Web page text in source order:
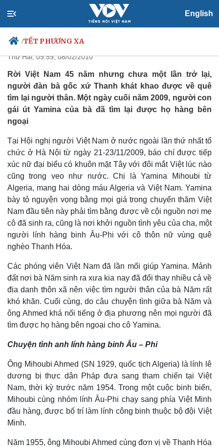
English
/TẾT PHƯƠNG XA
Chính trị
Đảng
Tổ chức nhân sự
Quốc hội
Nhận diện sự thật
Xã hội
Tin 24h
Dự báo thời tiết
Dấu ấn VOV
Việc làm
Biển đảo
Thế giới
Quan sát
Cuộc sống đó đây
Hồ sơ
Multimedia
Video
Ảnh
E-Magazine
Cô gái Algeria tìm về quê Việt
Thứ Hai, 09:59, 08/02/2010
Rời Việt Nam 45 năm nhưng chưa một lần trở lại,
người đàn bà gốc xứ Thanh khát khao được về quê
tìm lại người thân. Một ngày cuối năm 2009, người con
gái út Yamina của bà đã tìm lại được họ hàng bên
ngoại
Tại Hội nghị người Việt Nam ở nước ngoài lần thứ nhất tổ
chức ở Hà Nội từ ngày 21-23/11/2009, báo chí được tiếp
xúc nữ đại biểu có khuôn mặt Tây với đôi mắt Việt lúc nào
cũng trong veo như nước. Chị là Yamina Mihoubi từ
Algeria, mang hai dòng máu Algeria và Việt Nam. Yamina
bày tỏ nguyện vọng bằng mọi giá trong chuyến thăm Việt
Nam đầu tiên này phải tìm bằng được về cội nguồn nơi mẹ
cô đã sinh ra, cũng là nơi khởi nguồn tình yêu của cha, một
người lính hàng binh Âu-Phi với cô thôn nữ vùng quê
nghèo Thanh Hóa.
Các phóng viên Việt Nam đã lần mối giúp Yamina. Mảnh
đất nơi bà Năm sinh ra xưa kia nay đã đổi thay nhiều cả về
địa danh thôn xã nên việc tìm người thân của bà Năm rất
khó khăn. Cuối cùng, do câu chuyện tình giữa bà Năm và
ông Ahmed khá nổi tiếng ở địa phương nên mọi người đã
tìm được họ hàng bên ngoại cho cô Yamina.
Chuyện tình anh lính hàng binh Âu – Phi
Ông Mihoubi Ahmed (SN 1929, quốc tịch Algeria) là lính lê
dương bị thực dân Pháp đưa sang tham chiến tại Việt
Nam, thời kỳ trước năm 1954. Trong một cuộc binh biến,
Mihoubi cùng nhóm lính Âu-Phi chạy sang phía Việt Minh
đầu hàng, được bố trí làm lính công binh thuộc bộ đội Việt
Minh.
Năm 1955, ông Mihoubi Ahmed cùng đơn vị về Thanh Hóa